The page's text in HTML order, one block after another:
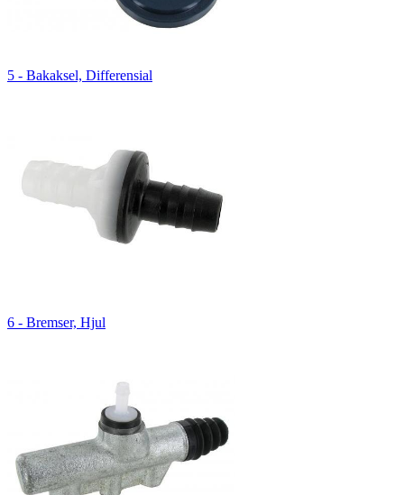
5 - Bakaksel, Differensial
6 - Bremser, Hjul